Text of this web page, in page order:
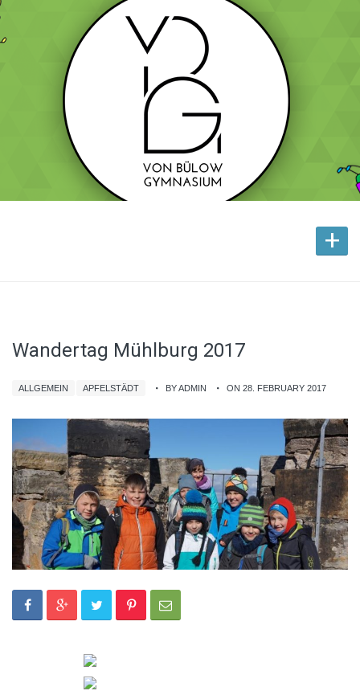
+
Wandertag Mühlburg 2017
ALLGEMEIN APFELSTÄDT BY ADMIN ON 28. FEBRUARY 2017